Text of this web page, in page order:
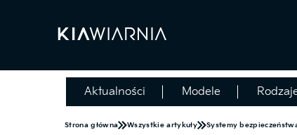
Aktualności Modele
Strona główna Wszystkie artykuły Systemy